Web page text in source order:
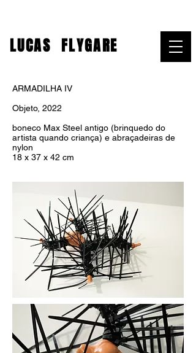
LUCAS FLYGARE
ARMADILHA IV
Objeto, 2022
boneco Max Steel antigo (brinquedo do
artista quando criança) e abraçadeiras de
nylon
18 x 37 x 42 cm